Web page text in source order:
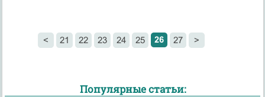
< 21 22 23 24 25 26 27 >
Популярные статьи: